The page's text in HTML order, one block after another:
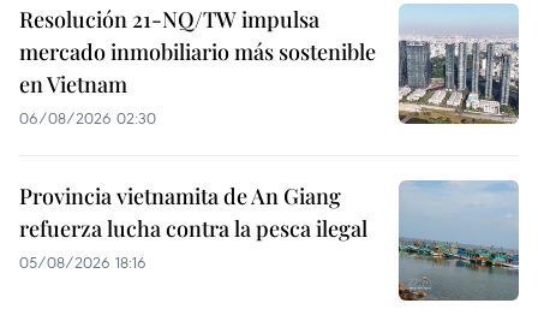
Resolución 21-NQ/TW impulsa
mercado inmobiliario más sostenible
en Vietnam
06/08/2026 02:30
Provincia vietnamita de An Giang
refuerza lucha contra la pesca ilegal
05/08/2026 18:16